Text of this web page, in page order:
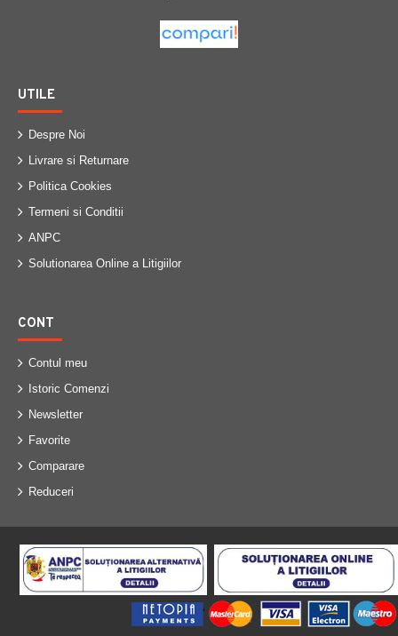
UTILE
Despre Noi
Livrare si Returnare
Politica Cookies
Termeni si Conditii
ANPC
Solutionarea Online a Litigiilor
CONT
Contul meu
Istoric Comenzi
Newsletter
Favorite
Comparare
Reduceri